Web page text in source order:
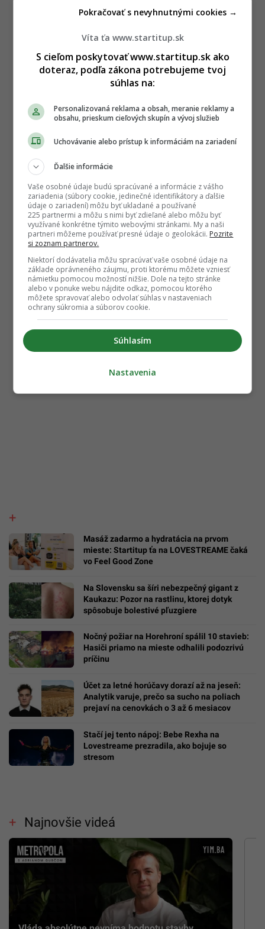
Masáž zadarmo a hydratácia na prvom
mieste: Startitup ťa na LOVESTREAME čaká
vo Feel Good Zone
Na Slovensku sa šíri nebezpečný gigant z
Kaukazu: Pozor na rastlinu, ktorej dotyk
spôsobuje bolestivé pľuzgiere
Nočný požiar na Horehroní spálil 10 stavieb:
Hasiči priamo na mieste odhalili podozrivú
príčinu
Účet za letné horúčavy dorazí až na jeseň:
Analytik varuje, prečo sa sucho na poliach
prejaví na cenovkách o 3 až 6 mesiacov
Stačí jej tento nápoj: Bebe Rexha na
Lovestreame prezradila, ako bojuje so
stresom
Najnovšie videá
Víta ťa www.startitup.sk
S cieľom poskytovať www.startitup.sk ako
doteraz, podľa zákona potrebujeme tvoj
súhlas na:
Personalizovaná reklama a obsah, meranie reklamy a
obsahu, prieskum cieľových skupín a vývoj služieb
Uchovávanie alebo prístup k informáciám na zariadení
Ďalšie informácie
Vaše osobné údaje budú spracúvané a informácie z vášho
zariadenia (súbory cookie, jedinečné identifikátory a ďalšie
údaje o zariadení) môžu byť ukladané a používané
225 partnermi a môžu s nimi byť zdieľané alebo môžu byť
využívané konkrétne týmito webovými stránkami. My a naši
partneri môžeme používať presné údaje o geolokácii. Pozrite
si zoznam partnerov.
Niektorí dodávatelia môžu spracúvať vaše osobné údaje na
základe oprávneného záujmu, proti ktorému môžete vzniesť
námietku pomocou možností nižšie. Dole na tejto stránke
alebo v ponuke webu nájdite odkaz, pomocou ktorého
môžete spravovať alebo odvolať súhlas v nastaveniach
ochrany súkromia a súborov cookie.
Súhlasím
Pokračovať s nevyhnutnými cookies →
Nastavenia